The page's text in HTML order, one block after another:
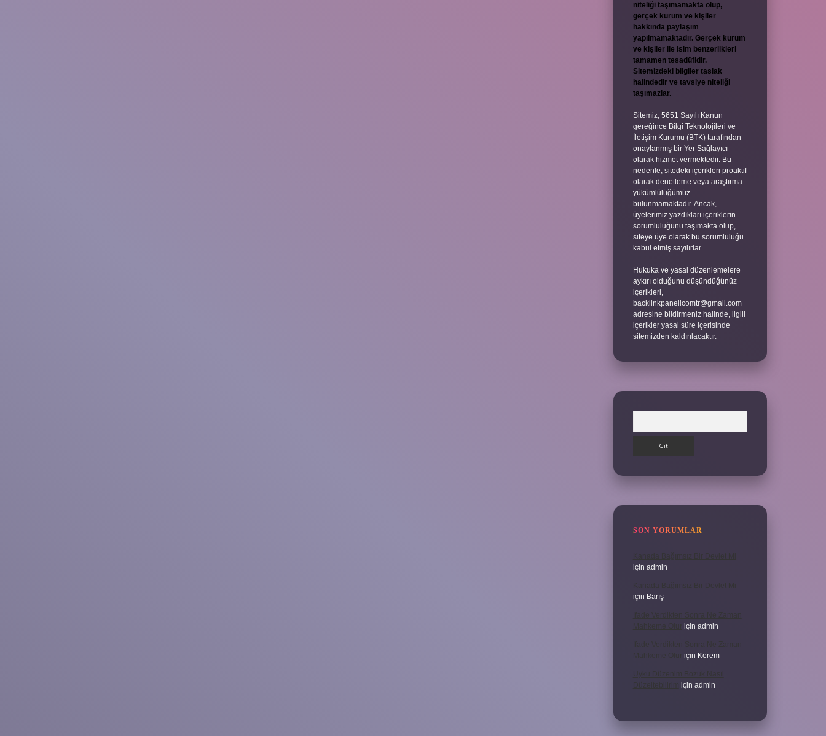
niteliği taşımamakta olup,
gerçek kurum ve kişiler
hakkında paylaşım
yapılmamaktadır. Gerçek kurum
ve kişiler ile isim benzerlikleri
tamamen tesadüfidir.
Sitemizdeki bilgiler taslak
halindedir ve tavsiye niteliği
taşımazlar.
Sitemiz, 5651 Sayılı Kanun
gereğince Bilgi Teknolojileri ve
İletişim Kurumu (BTK) tarafından
onaylanmış bir Yer Sağlayıcı
olarak hizmet vermektedir. Bu
nedenle, sitedeki içerikleri proaktif
olarak denetleme veya araştırma
yükümlülüğümüz
bulunmamaktadır. Ancak,
üyelerimiz yazdıkları içeriklerin
sorumluluğunu taşımakta olup,
siteye üye olarak bu sorumluluğu
kabul etmiş sayılırlar.
Hukuka ve yasal düzenlemelere
aykırı olduğunu düşündüğünüz
içerikleri,
backlinkpanelicomtr@gmail.com
adresine bildirmeniz halinde, ilgili
içerikler yasal süre içerisinde
sitemizden kaldırılacaktır.
SON YORUMLAR
Kanada Bağımsız Bir Devlet Mi
için admin
Kanada Bağımsız Bir Devlet Mi
için Barış
Ifade Verdikten Sonra Ne Zaman
Mahkeme Olur için admin
Ifade Verdikten Sonra Ne Zaman
Mahkeme Olur için Kerem
Uyku Düzenim Bozuk Nasıl
Düzeltebilirim
için admin